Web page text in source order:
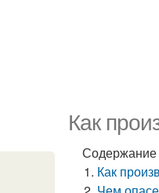
Как
Содержание
Как